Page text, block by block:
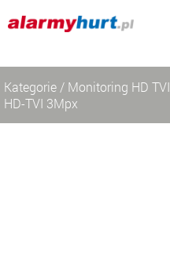
Kategorie / Monitoring HD TVI
HD-TVI 3Mpx